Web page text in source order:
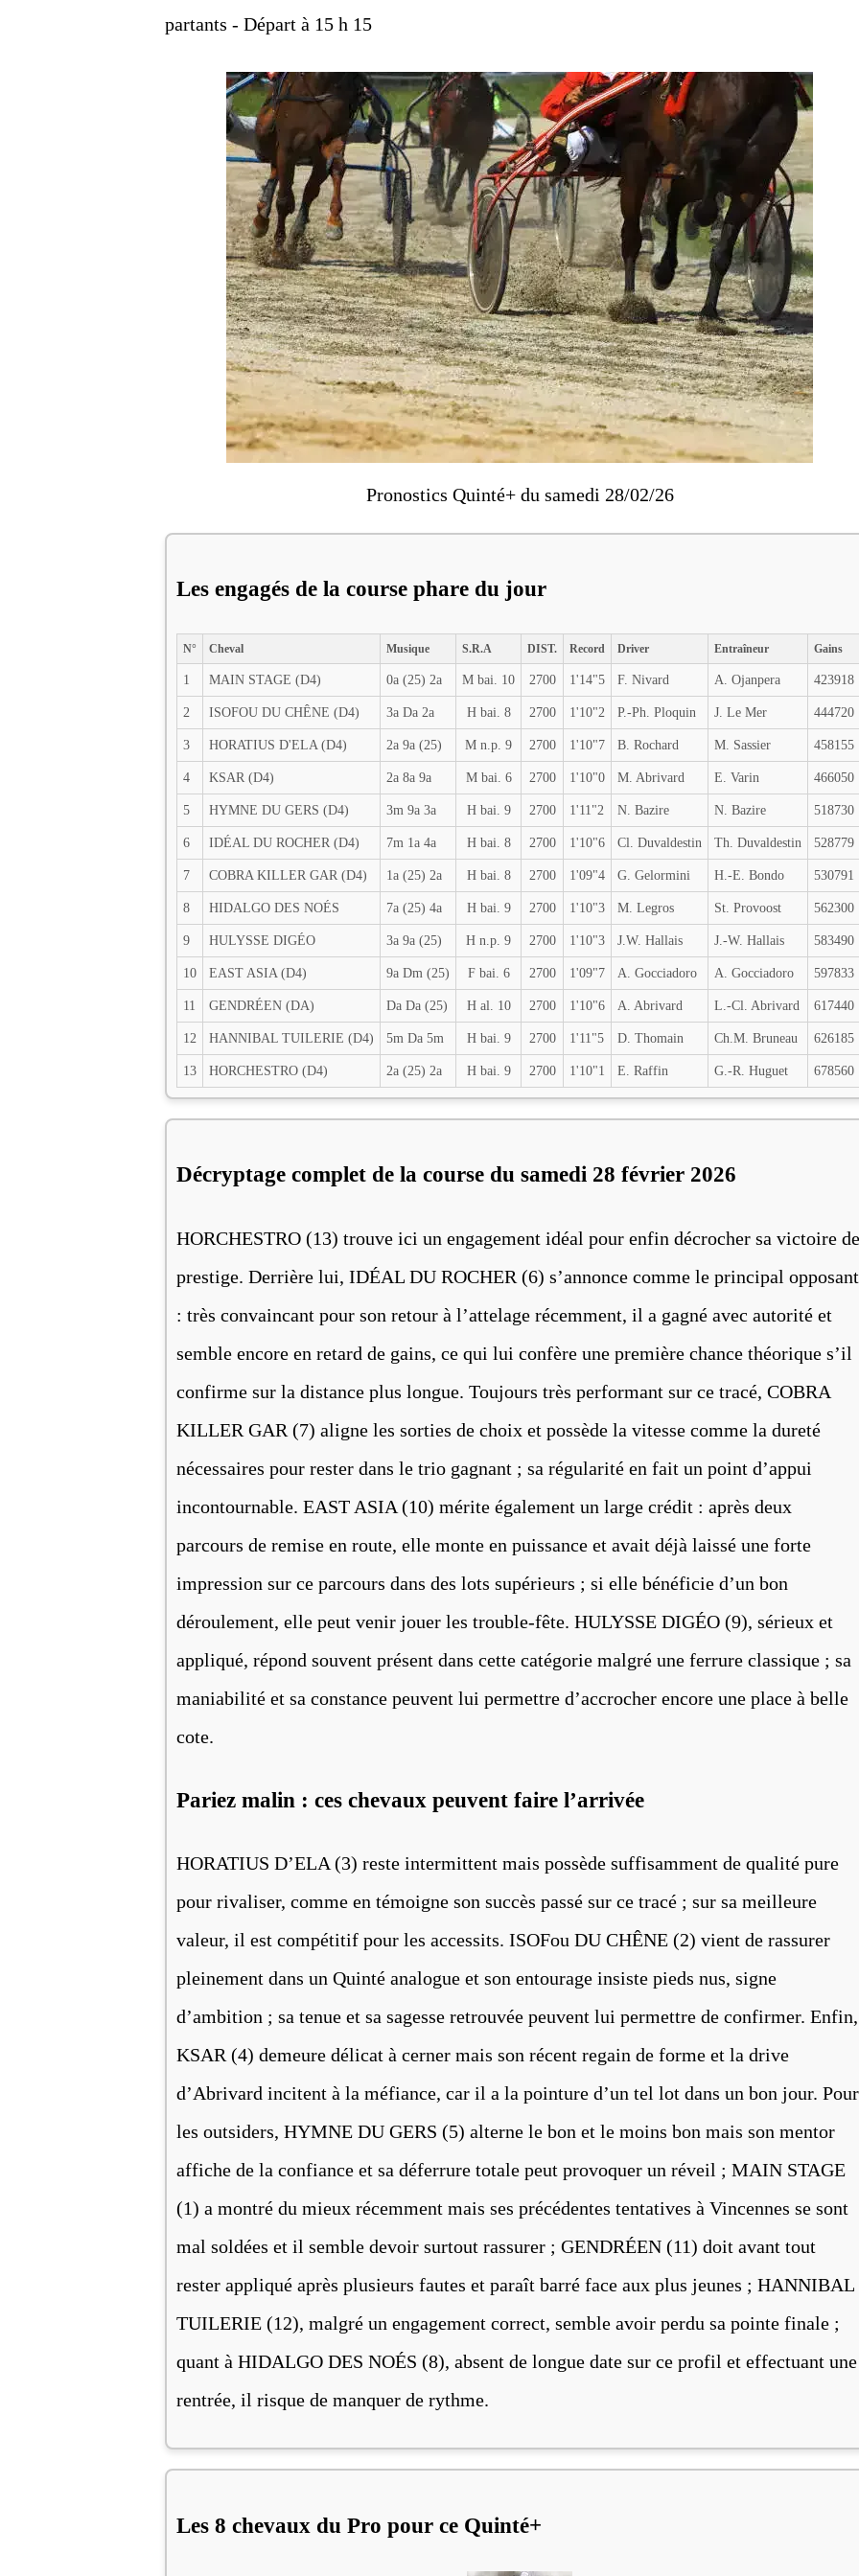
partants - Départ à 15 h 15
Pronostics Quinté+ du samedi 28/02/26
Les engagés de la course phare du jour
N° Cheval Musique S.R.A DIST. Record Driver Entraîneur Gains
1 MAIN STAGE (D4) 0a (25) 2a M bai. 10 2700 1'14"5 F. Nivard A. Ojanpera 423918
2 ISOFOU DU CHÊNE (D4) 3a Da 2a H bai. 8 2700 1'10"2 P.-Ph. Ploquin J. Le Mer 444720
3 HORATIUS D'ELA (D4) 2a 9a (25) M n.p. 9 2700 1'10"7 B. Rochard M. Sassier 458155
4 KSAR (D4) 2a 8a 9a M bai. 6 2700 1'10"0 M. Abrivard E. Varin 466050
5 HYMNE DU GERS (D4) 3m 9a 3a H bai. 9 2700 1'11"2 N. Bazire N. Bazire 518730
6 IDÉAL DU ROCHER (D4) 7m 1a 4a H bai. 8 2700 1'10"6 Cl. Duvaldestin Th. Duvaldestin 528779
7 COBRA KILLER GAR (D4) 1a (25) 2a H bai. 8 2700 1'09"4 G. Gelormini H.-E. Bondo 530791
8 HIDALGO DES NOÉS 7a (25) 4a H bai. 9 2700 1'10"3 M. Legros St. Provoost 562300
9 HULYSSE DIGÉO 3a 9a (25) H n.p. 9 2700 1'10"3 J.W. Hallais J.-W. Hallais 583490
10 EAST ASIA (D4) 9a Dm (25) F bai. 6 2700 1'09"7 A. Gocciadoro A. Gocciadoro 597833
11 GENDRÉEN (DA) Da Da (25) H al. 10 2700 1'10"6 A. Abrivard L.-Cl. Abrivard 617440
12 HANNIBAL TUILERIE (D4) 5m Da 5m H bai. 9 2700 1'11"5 D. Thomain Ch.M. Bruneau 626185
13 HORCHESTRO (D4) 2a (25) 2a H bai. 9 2700 1'10"1 E. Raffin G.-R. Huguet 678560
Décryptage complet de la course du samedi 28 février 2026
HORCHESTRO (13) trouve ici un engagement idéal pour enfin décrocher sa victoire de
prestige. Derrière lui, IDÉAL DU ROCHER (6) s’annonce comme le principal opposant
: très convaincant pour son retour à l’attelage récemment, il a gagné avec autorité et
semble encore en retard de gains, ce qui lui confère une première chance théorique s’il
confirme sur la distance plus longue. Toujours très performant sur ce tracé, COBRA
KILLER GAR (7) aligne les sorties de choix et possède la vitesse comme la dureté
nécessaires pour rester dans le trio gagnant ; sa régularité en fait un point d’appui
incontournable. EAST ASIA (10) mérite également un large crédit : après deux
parcours de remise en route, elle monte en puissance et avait déjà laissé une forte
impression sur ce parcours dans des lots supérieurs ; si elle bénéficie d’un bon
déroulement, elle peut venir jouer les trouble-fête. HULYSSE DIGÉO (9), sérieux et
appliqué, répond souvent présent dans cette catégorie malgré une ferrure classique ; sa
maniabilité et sa constance peuvent lui permettre d’accrocher encore une place à belle
cote.
Pariez malin : ces chevaux peuvent faire l’arrivée
HORATIUS D’ELA (3) reste intermittent mais possède suffisamment de qualité pure
pour rivaliser, comme en témoigne son succès passé sur ce tracé ; sur sa meilleure
valeur, il est compétitif pour les accessits. ISOFou DU CHÊNE (2) vient de rassurer
pleinement dans un Quinté analogue et son entourage insiste pieds nus, signe
d’ambition ; sa tenue et sa sagesse retrouvée peuvent lui permettre de confirmer. Enfin,
KSAR (4) demeure délicat à cerner mais son récent regain de forme et la drive
d’Abrivard incitent à la méfiance, car il a la pointure d’un tel lot dans un bon jour. Pour
les outsiders, HYMNE DU GERS (5) alterne le bon et le moins bon mais son mentor
affiche de la confiance et sa déferrure totale peut provoquer un réveil ; MAIN STAGE
(1) a montré du mieux récemment mais ses précédentes tentatives à Vincennes se sont
mal soldées et il semble devoir surtout rassurer ; GENDRÉEN (11) doit avant tout
rester appliqué après plusieurs fautes et paraît barré face aux plus jeunes ; HANNIBAL
TUILERIE (12), malgré un engagement correct, semble avoir perdu sa pointe finale ;
quant à HIDALGO DES NOÉS (8), absent de longue date sur ce profil et effectuant une
rentrée, il risque de manquer de rythme.
Les 8 chevaux du Pro pour ce Quinté+